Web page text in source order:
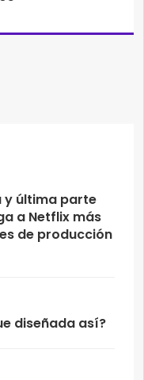
y última parte
a Netflix más
de producción
diseñada así?